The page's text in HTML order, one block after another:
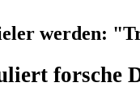
werden:
forsche